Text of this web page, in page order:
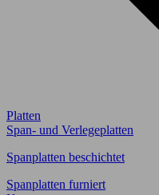
Platten
Span- und Verlegeplatten
Spanplatten beschichtet
Spanplatten furniert